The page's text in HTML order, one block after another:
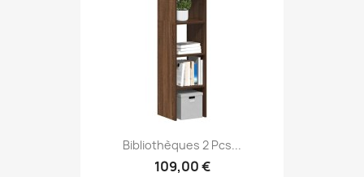
Bibliothèques 2 Pcs...
109,00 €